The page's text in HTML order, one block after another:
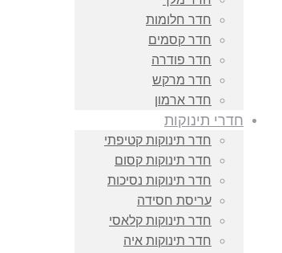
חדר חלומות
חדר קסמים
חדר פודרה
חדר מרקש
חדר ארמון
חדרי תינוקות
חדר תינוקות קטיפתי
חדר תינוקות קסום
חדר תינוקות נסיכות
עריסת חסידה
חדר תינוקות קלאסי
חדר תינוקות איה